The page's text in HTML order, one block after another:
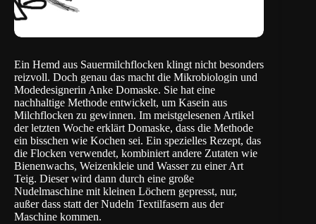
Ein Hemd aus Sauermilchflocken klingt nicht besonders
reizvoll. Doch genau das macht die Mikrobiologin und
Modedesignerin Anke Domaske. Sie hat eine
nachhaltige Methode entwickelt, um Kasein aus
Milchflocken zu gewinnen. Im meistgelesenen Artikel
der letzten Woche erklärt Domaske, dass die Methode
ein bisschen wie Kochen sei. Ein spezielles Rezept, das
die Flocken verwendet, kombiniert andere Zutaten wie
Bienenwachs, Weizenkleie und Wasser zu einer Art
Teig. Dieser wird dann durch eine große
Nudelmaschine mit kleinen Löchern gepresst, nur,
außer dass statt der Nudeln Textilfasern aus der
Maschine kommen.